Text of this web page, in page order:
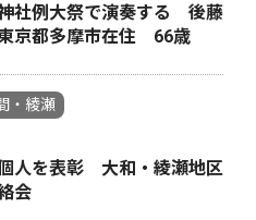
社例大祭で演奏する 後藤
京都多摩市在住 66歳
・綾瀬
人を表彰 大和・綾瀬地区
会